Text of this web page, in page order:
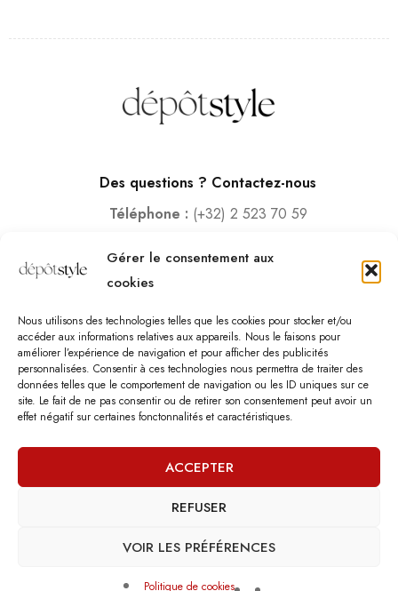
Gérer le consentement aux
cookies
Nous utilisons des technologies telles que les cookies pour stocker et/ou
accéder aux informations relatives aux appareils. Nous le faisons pour
améliorer l’expérience de navigation et pour afficher des publicités
personnalisées. Consentir à ces technologies nous permettra de traiter des
données telles que le comportement de navigation ou les ID uniques sur ce
site. Le fait de ne pas consentir ou de retirer son consentement peut avoir un
effet négatif sur certaines fonctonnalités et caractéristiques.
ACCEPTER
REFUSER
VOIR LES PRÉFÉRENCES
Politique de cookies
Des questions ? Contactez-nous
Téléphone : (+32) 2 523 70 59
Adresse : Rue des Deux Gares 6, 1070 Bruxelles
Lundi – Samedi :10:00 – 18:30
Vendredi :10:00-13:00 – 15:00 -18:30
Dimanche :12:00-18:00
Nous sommes fermés les jours fériés.
– Tous droits réservés.